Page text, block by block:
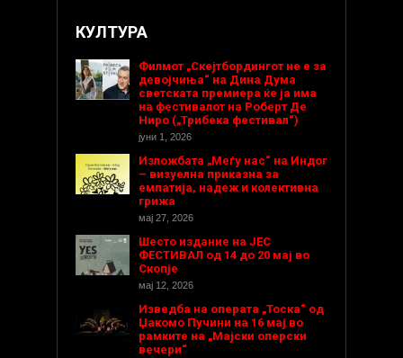
КУЛТУРА
Филмот „Скејтбордингот не е за
девојчиња“ на Дина Дума
светската премиера ќе ја има
на фестивалот на Роберт Де
Ниро („Трибека фестивал“)
јуни 1, 2026
Изложбата „Меѓу нас“ на Индог
– визуелна приказна за
емпатија, надеж и колективна
грижа
мај 27, 2026
Шесто издание на ЈЕС
ФЕСТИВАЛ од 14 до 20 мај во
Скопје
мај 12, 2026
Изведба на операта „Тоска“ од
Џакомо Пучини на 16 мај во
рамките на „Мајски оперски
вечери“